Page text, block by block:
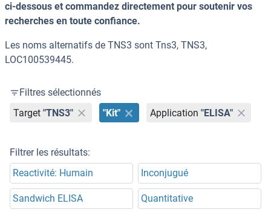
ci-dessous et commandez directement pour soutenir vos
recherches en toute confiance.
Les noms alternatifs de TNS3 sont Tns3, TNS3,
LOC100539445.
Filtres sélectionnés
Target "TNS3" "Kit" Application "ELISA"
Filtrer les résultats:
Reactivité: Humain
Inconjugué
Sandwich ELISA Quantitative